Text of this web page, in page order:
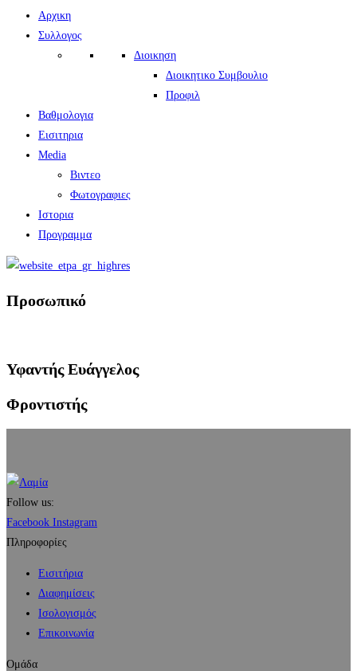
Αρχικη
Συλλογος
Διοικηση
Διοικητικο Συμβουλιο
Προφιλ
Βαθμολογια
Εισιτηρια
Media
Βιντεο
Φωτογραφιες
Ιστορια
Πρoγραμμα
Προσωπικό
Υφαντής Ευάγγελος
Φροντιστής
Follow us:
Facebook Instagram
Πληροφορίες
Εισιτήρια
Διαφημίσεις
Ισολογισμός
Επικοινωνία
Ομάδα